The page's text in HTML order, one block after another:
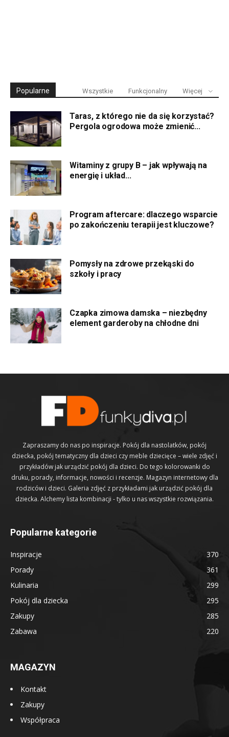
Popularne Wszystkie Funkcjonalny Więcej
Taras, z którego nie da się korzystać?
Pergola ogrodowa może zmienić...
Witaminy z grupy B – jak wpływają na
energię i układ...
Program aftercare: dlaczego wsparcie
po zakończeniu terapii jest kluczowe?
Pomysły na zdrowe przekąski do
szkoły i pracy
Czapka zimowa damska – niezbędny
element garderoby na chłodne dni
Zapraszamy do nas po inspiracje. Pokój dla nastolatków, pokój
dziecka, pokój tematyczny dla dzieci czy meble dziecięce – wiele zdjęć i
przykładów jak urządzić pokój dla dzieci. Do tego kolorowanki do
druku, porady, informacje, nowości i recenzje. Magazyn internetowy dla
rodziców i dzieci. Galeria zdjęć z przykładami jak urządzić pokój dla
dziecka. Alchemy lista kombinacji - tylko u nas wszystkie rozwiązania.
Popularne kategorie
Inspiracje
370
Porady
361
Kulinaria
299
Pokój dla dziecka
295
Zakupy
285
Zabawa
220
MAGAZYN
Kontakt
Zakupy
Współpraca